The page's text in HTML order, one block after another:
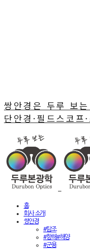
쌍안경은 두루 보
단안경·필드스코프
홈
회사 소개
쌍안경
#탐조
#항해#해양
#군용